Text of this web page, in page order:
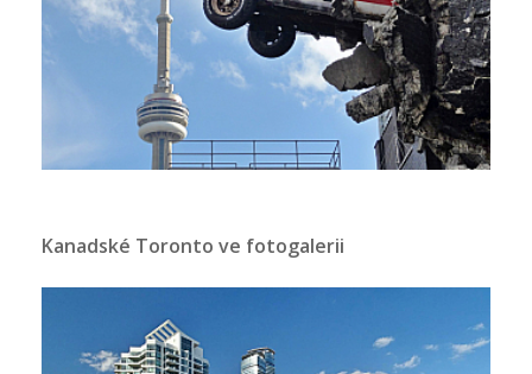
Kanadské Toronto ve fotogalerii